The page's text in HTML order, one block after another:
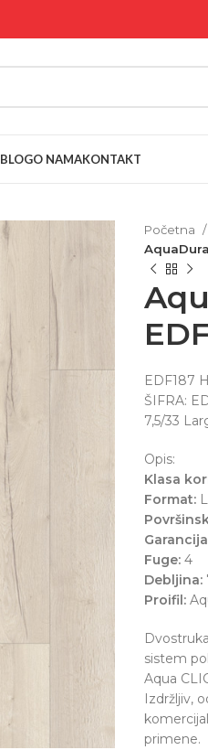
BLOGO NAMAKONTAKT
Početna
EDF187
ŠIFRA:
7,5/33
Opis:
Klasa
Format:
Fuge: 4
Debljina:
Proifil:
sistem
Aqua
Izdržljiv,
primene.